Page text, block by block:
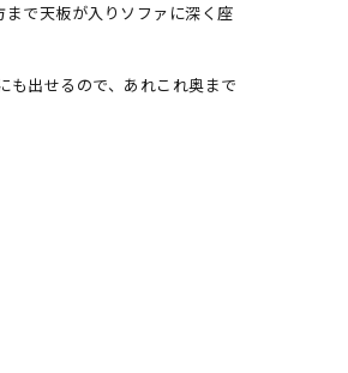
で天板が入りソファに深く座
も出せるので、あれこれ奥まで